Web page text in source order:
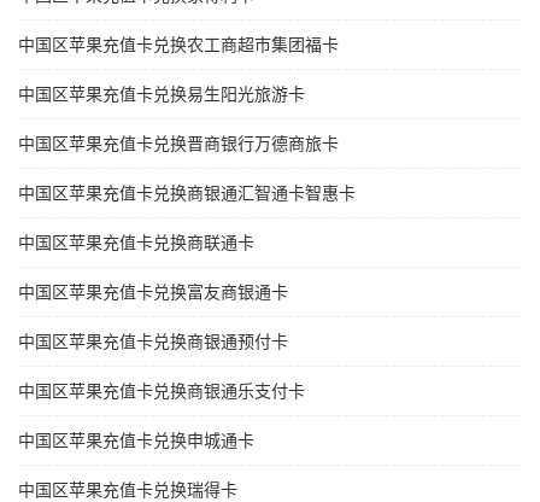
中国区苹果充值卡兑换农工商超市集团福卡
中国区苹果充值卡兑换易生阳光旅游卡
中国区苹果充值卡兑换晋商银行万德商旅卡
中国区苹果充值卡兑换商银通汇智通卡智惠卡
中国区苹果充值卡兑换商联通卡
中国区苹果充值卡兑换富友商银通卡
中国区苹果充值卡兑换商银通预付卡
中国区苹果充值卡兑换商银通乐支付卡
中国区苹果充值卡兑换申城通卡
中国区苹果充值卡兑换瑞得卡